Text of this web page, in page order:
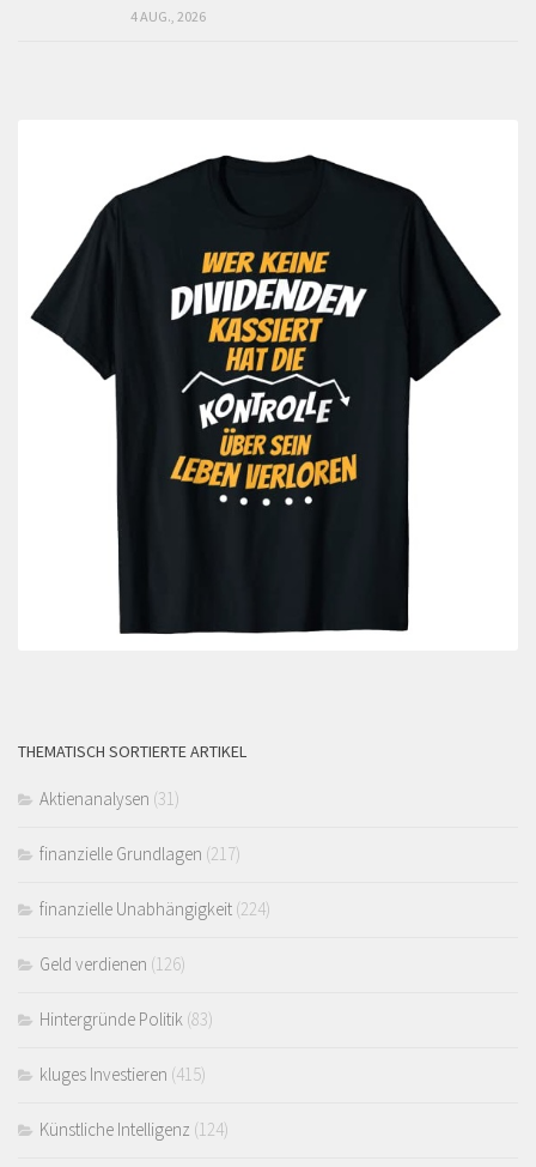
4 AUG., 2026
THEMATISCH SORTIERTE ARTIKEL
Aktienanalysen (31)
finanzielle Grundlagen (217)
finanzielle Unabhängigkeit (224)
Geld verdienen (126)
Hintergründe Politik (83)
kluges Investieren (415)
Künstliche Intelligenz (124)